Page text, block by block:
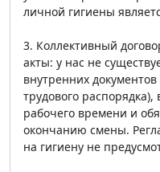
личной гигиены
3. Коллективный
акты: у нас не
внутренних
трудового
рабочего времени и
окончанию смены.
на гигиену не